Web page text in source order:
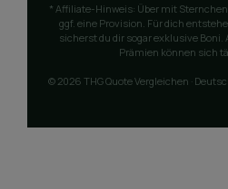
* Affiliate-Hinweis: Über mit
ggf. eine Provision. Für dich
sicherst du dir sogar exklusive Boni.
Prämien können sich
© 2026 THG Quote Vergleichen ·